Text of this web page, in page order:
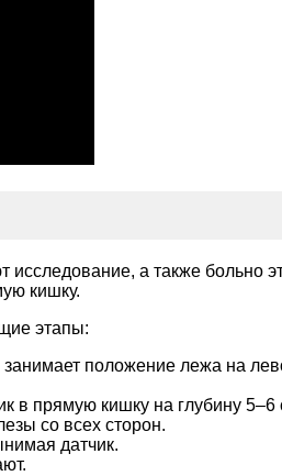
а также больно
кишку.
этапы:
положение лежа на
в прямую кишку на глубину 5–6
со всех сторон.
датчик.